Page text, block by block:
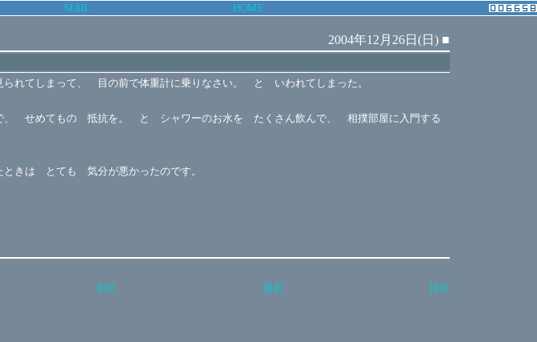
MAIL HOME
2004年12月26日(日) ■
れてしまって、 目の前で体重計に乗りなさい。 と いわれてしまった。
、 せめてもの 抵抗を。 と シャワーのお水を たくさん飲んで、 相撲部屋に入門する
きは とても 気分が悪かったのです。
初日 最新 目次